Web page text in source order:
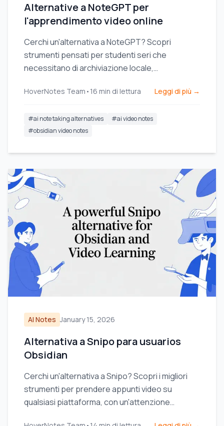
Alternative a NoteGPT per
l'apprendimento video online
Cerchi un'alternativa a NoteGPT? Scopri
strumenti pensati per studenti seri che
necessitano di archiviazione locale,
video.
HoverNotes Team • 16 min di lettura Leggi di più →
#ai note taking alternatives #ai video notes
#obsidian video notes
AI Notes January 15, 2026
Alternativa a Snipo para usuarios
Obsidian
Cerchi un'alternativa a Snipo? Scopri i migliori
strumenti per prendere appunti video su
qualsiasi piattaforma, con un'attenzione